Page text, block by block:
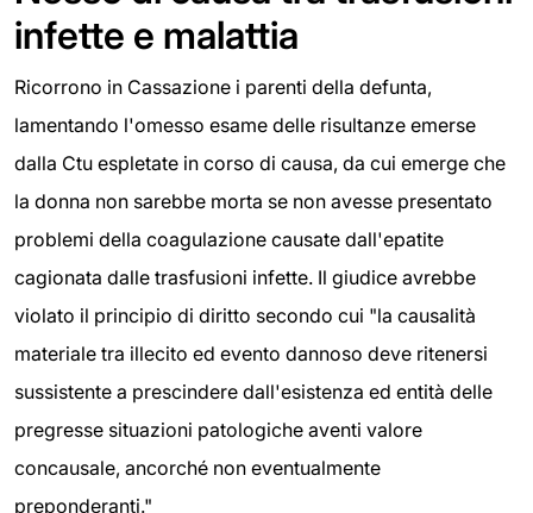
infette e malattia
Ricorrono in Cassazione i parenti della defunta,
lamentando l'omesso esame delle risultanze emerse
dalla Ctu espletate in corso di causa, da cui emerge che
la donna non sarebbe morta se non avesse presentato
problemi della coagulazione causate dall'epatite
cagionata dalle trasfusioni infette. Il giudice avrebbe
violato il principio di diritto secondo cui "la causalità
materiale tra illecito ed evento dannoso deve ritenersi
sussistente a prescindere dall'esistenza ed entità delle
pregresse situazioni patologiche aventi valore
concausale, ancorché non eventualmente
preponderanti."